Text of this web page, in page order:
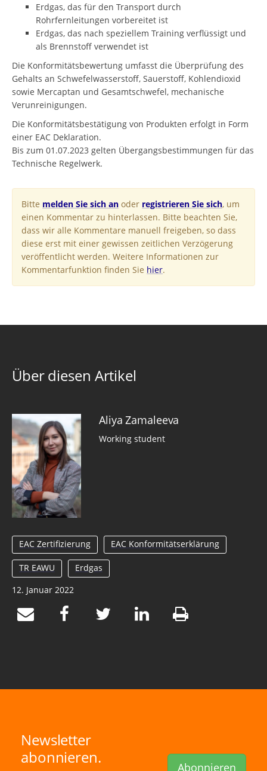
Erdgas, das für den Transport durch
Rohrfernleitungen vorbereitet ist
Erdgas, das nach speziellem Training verflüssigt und
als Brennstoff verwendet ist
Die Konformitätsbewertung umfasst die Überprüfung des
Gehalts an Schwefelwasserstoff, Sauerstoff, Kohlendioxid
sowie Mercaptan und Gesamtschwefel, mechanische
Verunreinigungen.
Die Konformitätsbestätigung von Produkten erfolgt in Form
einer EAC Deklaration.
Bis zum 01.07.2023 gelten Übergangsbestimmungen für das
Technische Regelwerk.
Bitte melden Sie sich an oder registrieren Sie sich, um
einen Kommentar zu hinterlassen. Bitte beachten Sie,
dass wir alle Kommentare manuell freigeben, so dass
diese erst mit einer gewissen zeitlichen Verzögerung
veröffentlicht werden. Weitere Informationen zur
Kommentarfunktion finden Sie hier.
Über diesen Artikel
Aliya Zamaleeva
Working student
EAC Zertifizierung EAC Konformitätserklärung
TR EAWU
Erdgas
12. Januar 2022
Newsletter
abonnieren.
Abonnieren